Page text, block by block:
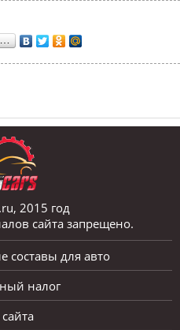
2015 год
сайта запрещено.
составы для авто
налог